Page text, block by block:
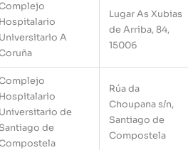
Hospitalario
Universitario A
Lugar As Xubias
de Arriba, 84,
15006
Hospitalario
Universitario de
Santiago de
Rúa da
Choupana s/n,
Santiago de
Compostela